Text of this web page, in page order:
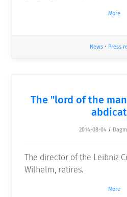
More
News• Press
The "lord of the
2014-08-04 /
The director of the Leibniz
Wilhelm, retires.
More